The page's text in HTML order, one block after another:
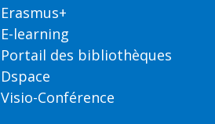
Erasmus+
E-learning
Portail des bibliothèques
Dspace
Visio-Conférence